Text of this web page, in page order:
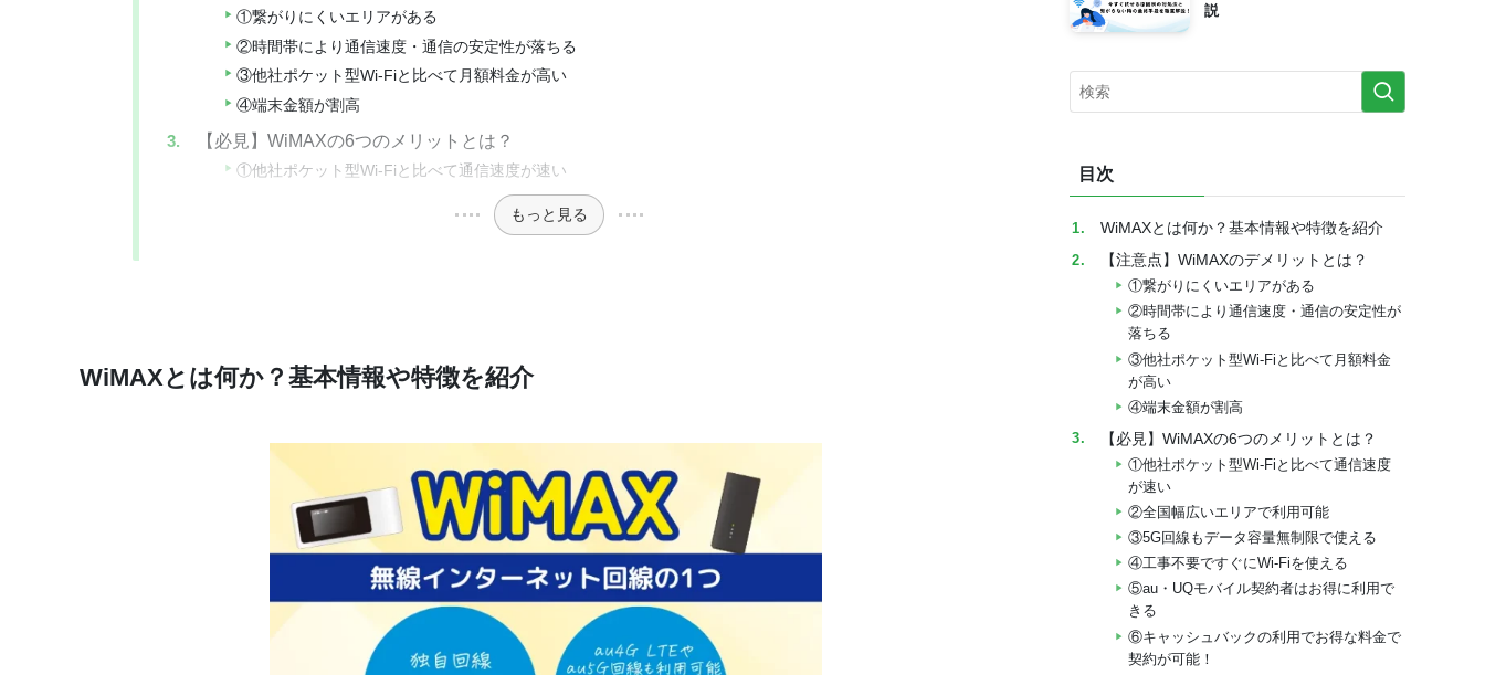
①繋がりにくいエリアがある
②時間帯により通信速度・通信の安定性が落ちる
③他社ポケット型Wi-Fiと比べて月額料金が高い
④端末金額が割高
【必見】WiMAXの6つのメリットとは？
①他社ポケット型Wi-Fiと比べて通信速度が速い
もっと見る
WiMAXとは何か？基本情報や特徴を紹介
説
目次
WiMAXとは何か？基本情報や特徴を紹介
【注意点】WiMAXのデメリットとは？
①繋がりにくいエリアがある
②時間帯により通信速度・通信の安定性が
落ちる
③他社ポケット型Wi-Fiと比べて月額料金
が高い
④端末金額が割高
【必見】WiMAXの6つのメリットとは？
①他社ポケット型Wi-Fiと比べて通信速度
が速い
②全国幅広いエリアで利用可能
③5G回線もデータ容量無制限で使える
④工事不要ですぐにWi-Fiを使える
⑤au・UQモバイル契約者はお得に利用で
きる
⑥キャッシュバックの利用でお得な料金で
契約が可能！